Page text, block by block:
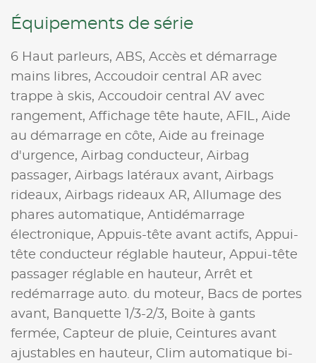
Équipements de série
6 Haut parleurs, ABS, Accès et démarrage
mains libres, Accoudoir central AR avec
trappe à skis, Accoudoir central AV avec
rangement, Affichage tête haute, AFIL, Aide
au démarrage en côte, Aide au freinage
d'urgence, Airbag conducteur, Airbag
passager, Airbags latéraux avant, Airbags
rideaux, Airbags rideaux AR, Allumage des
phares automatique, Antidémarrage
électronique, Appuis-tête avant actifs, Appui-
tête conducteur réglable hauteur, Appui-tête
passager réglable en hauteur, Arrêt et
redémarrage auto. du moteur, Bacs de portes
avant, Banquette 1/3-2/3, Boite à gants
fermée, Capteur de pluie, Ceintures avant
ajustables en hauteur, Clim automatique bi-